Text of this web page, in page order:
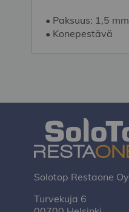
images
gallery
• Paksuus: 1,5 mm
• Konepestävä
Solotop Restaone Oy
Turvekuja 6